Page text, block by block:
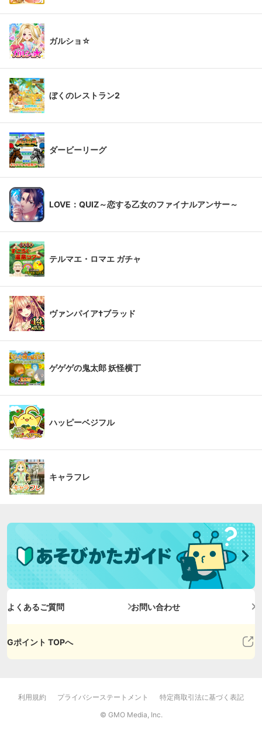
ガルショ☆
ぼくのレストラン2
ダービーリーグ
LOVE：QUIZ～恋する乙女のファイナルアンサー～
テルマエ・ロマエ ガチャ
ヴァンパイア†ブラッド
ゲゲゲの鬼太郎 妖怪横丁
ハッピーベジフル
キャラフレ
よくあるご質問 お問い合わせ
Gポイント TOPへ
利用規約 プライバシーステートメント
特定商取引法に基づく表記
© GMO Media, Inc.